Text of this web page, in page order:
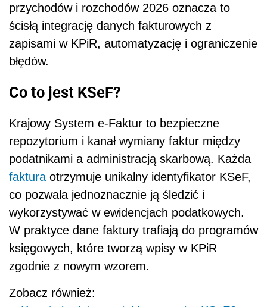
przychodów i rozchodów 2026 oznacza to
ścisłą integrację danych fakturowych z
zapisami w KPiR, automatyzację i ograniczenie
błędów.
Co to jest KSeF?
Krajowy System e-Faktur to bezpieczne
repozytorium i kanał wymiany faktur między
podatnikami a administracją skarbową. Każda
faktura otrzymuje unikalny identyfikator KSeF,
co pozwala jednoznacznie ją śledzić i
wykorzystywać w ewidencjach podatkowych.
W praktyce dane faktury trafiają do programów
księgowych, które tworzą wpisy w KPiR
zgodnie z nowym wzorem.
Zobacz również: